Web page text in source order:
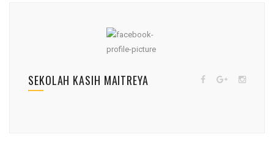
SEKOLAH KASIH MAITREYA